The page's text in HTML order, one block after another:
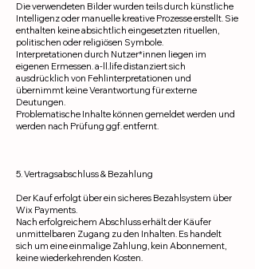
Die verwendeten Bilder wurden teils durch künstliche
Intelligenz oder manuelle kreative Prozesse erstellt. Sie
enthalten keine absichtlich eingesetzten rituellen,
politischen oder religiösen Symbole.
Interpretationen durch Nutzer*innen liegen im
eigenen Ermessen. a-ll.life distanziert sich
ausdrücklich von Fehlinterpretationen und
übernimmt keine Verantwortung für externe
Deutungen.
Problematische Inhalte können gemeldet werden und
werden nach Prüfung ggf. entfernt.
5. Vertragsabschluss & Bezahlung
Der Kauf erfolgt über ein sicheres Bezahlsystem über
Wix Payments.
Nach erfolgreichem Abschluss erhält der Käufer
unmittelbaren Zugang zu den Inhalten. Es handelt
sich um eine einmalige Zahlung, kein Abonnement,
keine wiederkehrenden Kosten.